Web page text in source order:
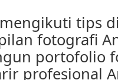
tips
fotografi
portofolio
profesional